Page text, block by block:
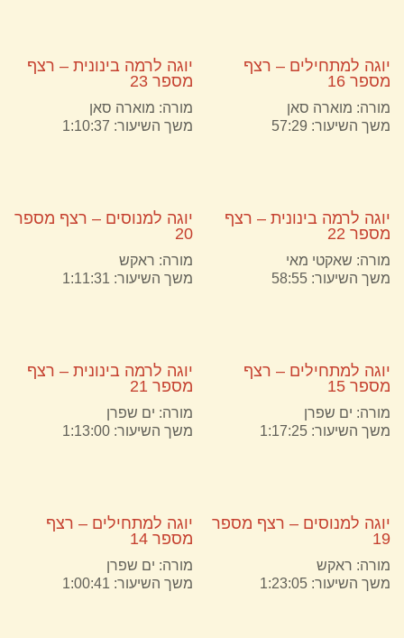
יוגה למתחילים – רצף
מספר 16
מורה: מוארה סאן
משך השיעור: 57:29
יוגה לרמה בינונית – רצף
מספר 23
מורה: מוארה סאן
משך השיעור: 1:10:37
יוגה לרמה בינונית – רצף
מספר 22
מורה: שאקטי מאי
משך השיעור: 58:55
יוגה למנוסים – רצף מספר
20
מורה: ראקש
משך השיעור: 1:11:31
יוגה למתחילים – רצף
מספר 15
מורה: ים שפרן
משך השיעור: 1:17:25
יוגה לרמה בינונית – רצף
מספר 21
מורה: ים שפרן
משך השיעור: 1:13:00
יוגה למנוסים – רצף מספר
19
מורה: ראקש
משך השיעור: 1:23:05
יוגה למתחילים – רצף
מספר 14
מורה: ים שפרן
משך השיעור: 1:00:41